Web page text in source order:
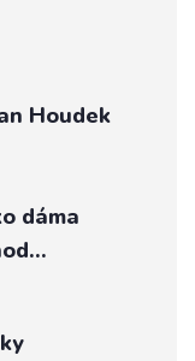
Houdek
dáma